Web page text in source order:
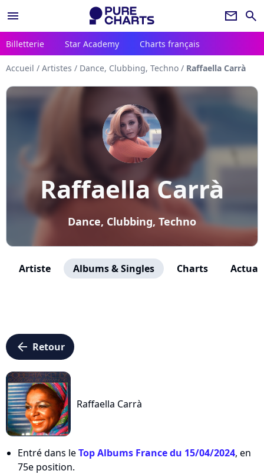
menu newsletter search
Billetterie Star Academy Charts français
Accueil / Artistes / Dance, Clubbing, Techno / Raffaella Carrà
Raffaella Carrà
Dance, Clubbing, Techno
Artiste Albums & Singles Charts
arrow_left Retour
Raffaella Carrà
Entré dans leTop Albums France du 15/04/2024, en
75e position.